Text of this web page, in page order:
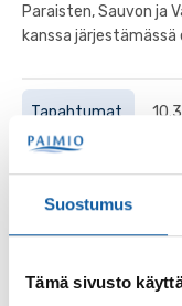
Suostumus
Tämä sivusto
Paraisten, Sauvon ja
kanssa
Tapahtumat
Rekrymessut
Parainen, Paimio,